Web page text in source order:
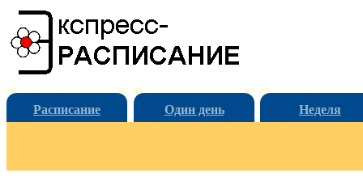
Расписание Один день Неделя